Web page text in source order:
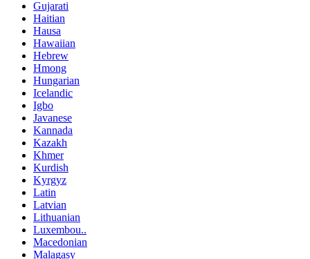
Gujarati
Haitian
Hausa
Hawaiian
Hebrew
Hmong
Hungarian
Icelandic
Igbo
Javanese
Kannada
Kazakh
Khmer
Kurdish
Kyrgyz
Latin
Latvian
Lithuanian
Luxembou..
Macedonian
Malagasy